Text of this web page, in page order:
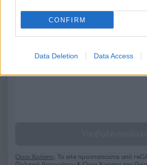
CONFIRM
Data Deletion Data Access
Σχολίασε
Όροι Χρήσης. Το site προστατεύεται από